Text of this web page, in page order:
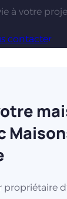
à votre
contacter
propriétaire